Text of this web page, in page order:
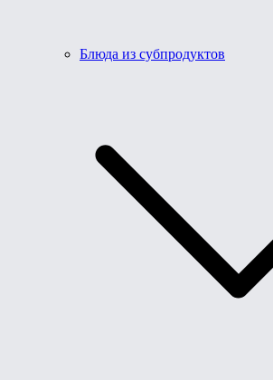
Блюда из субпродуктов